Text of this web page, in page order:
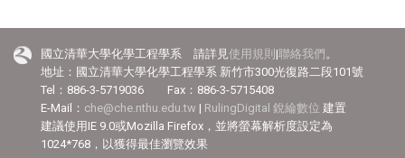
國立清華大學化學工程學系 請詳見使用規則 |聯絡我們 。
地址：國立清華大學化學工程學系 新竹市300光復路二段101號
Tel：886-3-5719036 Fax：886-3-5715408
E-Mail： che@che.nthu.edu.tw | RulingDigital 銳綸數位 建置
建議使用IE 9.0或Mozilla Firefox，並將螢幕解析度設定為
1024*768，以獲得最佳瀏覽效果